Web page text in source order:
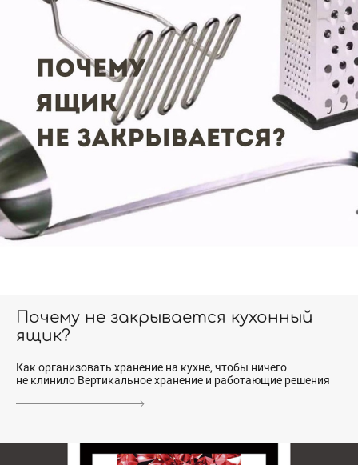
Почему не закрывается кухонный
ящик?
Как организовать хранение на кухне, чтобы ничего
не клинило Вертикальное хранение и работающие решения